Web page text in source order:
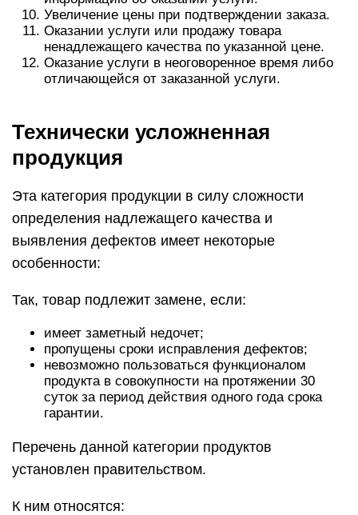
Увеличение цены при подтверждении заказа.
Оказании услуги или продажу товара
ненадлежащего качества по указанной цене.
Оказание услуги в неоговоренное время либо
отличающейся от заказанной услуги.
Технически усложненная
продукция
Эта категория продукции в силу сложности
определения надлежащего качества и
выявления дефектов имеет некоторые
особенности:
Так, товар подлежит замене, если:
имеет заметный недочет;
пропущены сроки исправления дефектов;
невозможно пользоваться функционалом
продукта в совокупности на протяжении 30
суток за период действия одного года срока
гарантии.
Перечень данной категории продуктов
установлен правительством.
К ним относятся: